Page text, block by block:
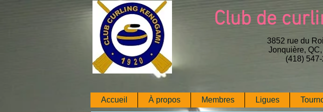
Club de
3852 rue du
Jonquière,
(418)
Accueil À propos Membres Ligues